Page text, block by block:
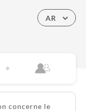
AR
concerne le